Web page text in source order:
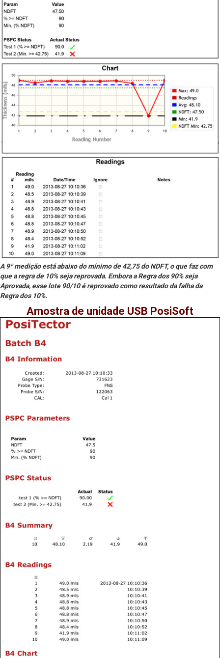
A 9ª medição está abaixo do mínimo de 42,75 do NDFT, o que faz com
que a regra de 10% seja reprovada. Embora a Regra dos 90% seja
Aprovada, esse lote 90/10 é reprovado como resultado da falha da
Regra dos 10%.
Amostra de unidade USB PosiSoft